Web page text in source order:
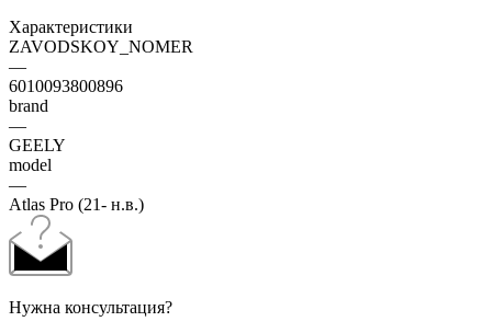
Характеристики
ZAVODSKOY_NOMER
—
6010093800896
brand
—
GEELY
model
—
Atlas Pro (21- н.в.)
Нужна консультация?